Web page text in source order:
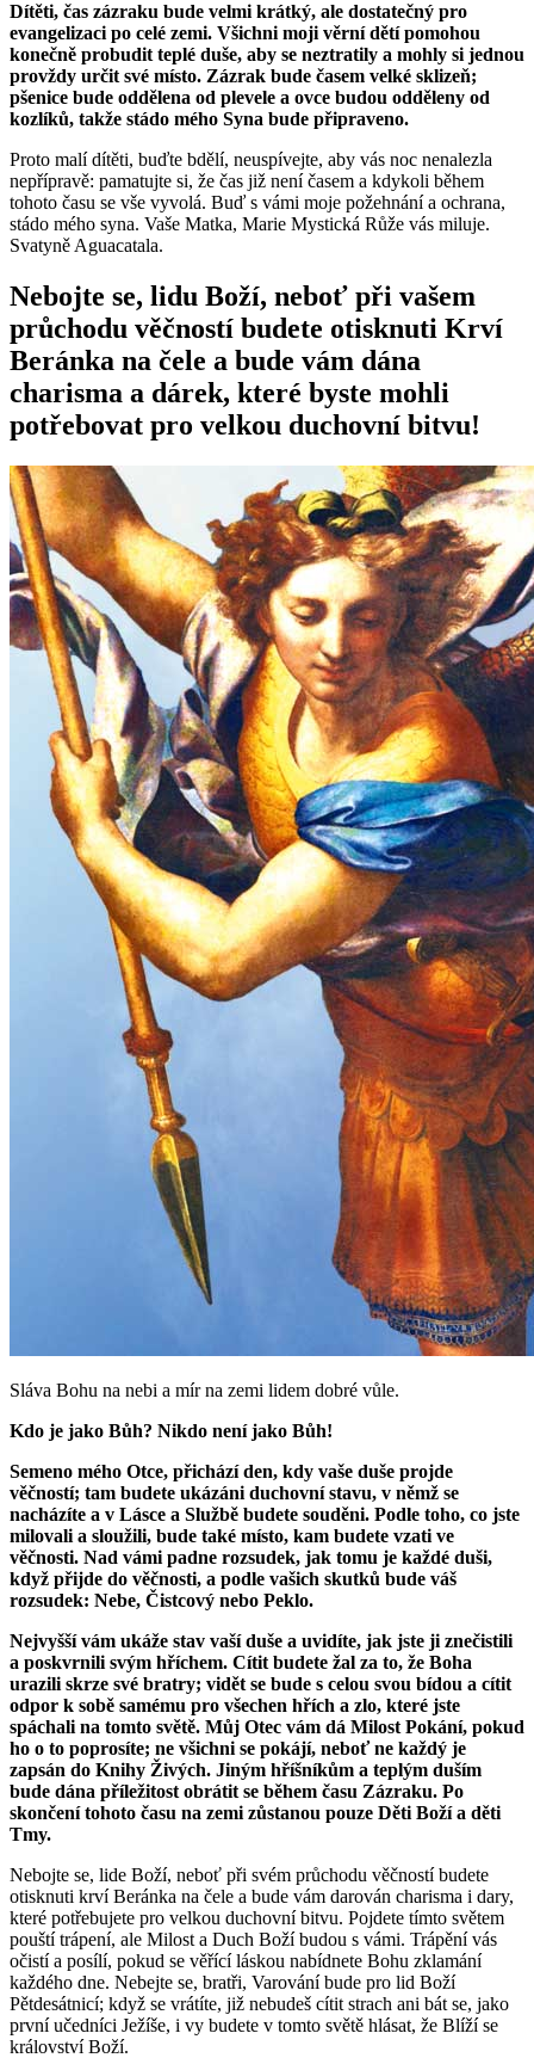
Dítěti, čas zázraku bude velmi krátký, ale dostatečný pro
evangelizaci po celé zemi. Všichni moji věrní dětí pomohou
konečně probudit teplé duše, aby se neztratily a mohly si jednou
provždy určit své místo. Zázrak bude časem velké sklizeň;
pšenice bude oddělena od plevele a ovce budou odděleny od
kozlíků, takže stádo mého Syna bude připraveno.
Proto malí dítěti, buďte bdělí, neuspívejte, aby vás noc nenalezla
nepřípravě: pamatujte si, že čas již není časem a kdykoli během
tohoto času se vše vyvolá. Buď s vámi moje požehnání a ochrana,
stádo mého syna. Vaše Matka, Marie Mystická Růže vás miluje.
Svatyně Aguacatala.
Nebojte se, lidu Boží, neboť při vašem
průchodu věčností budete otisknuti Krví
Beránka na čele a bude vám dána
charisma a dárek, které byste mohli
potřebovat pro velkou duchovní bitvu!
Sláva Bohu na nebi a mír na zemi lidem dobré vůle.
Kdo je jako Bůh? Nikdo není jako Bůh!
Semeno mého Otce, přichází den, kdy vaše duše projde
věčností; tam budete ukázáni duchovní stavu, v němž se
nacházíte a v Lásce a Službě budete souděni. Podle toho, co jste
milovali a sloužili, bude také místo, kam budete vzati ve
věčnosti. Nad vámi padne rozsudek, jak tomu je každé duši,
když přijde do věčnosti, a podle vašich skutků bude váš
rozsudek: Nebe, Čistcový nebo Peklo.
Nejvyšší vám ukáže stav vaší duše a uvidíte, jak jste ji znečistili
a poskvrnili svým hříchem. Cítit budete žal za to, že Boha
urazili skrze své bratry; vidět se bude s celou svou bídou a cítit
odpor k sobě samému pro všechen hřích a zlo, které jste
spáchali na tomto světě. Můj Otec vám dá Milost Pokání, pokud
ho o to poprosíte; ne všichni se pokájí, neboť ne každý je
zapsán do Knihy Živých. Jiným hříšníkům a teplým duším
bude dána příležitost obrátit se během času Zázraku. Po
skončení tohoto času na zemi zůstanou pouze Děti Boží a děti
Tmy.
Nebojte se, lide Boží, neboť při svém průchodu věčností budete
otisknuti krví Beránka na čele a bude vám darován charisma i dary,
které potřebujete pro velkou duchovní bitvu. Pojdete tímto světem
pouští trápení, ale Milost a Duch Boží budou s vámi. Trápění vás
očistí a posílí, pokud se věřící láskou nabídnete Bohu zklamání
každého dne. Nebejte se, bratři, Varování bude pro lid Boží
Pětdesátnicí; když se vrátíte, již nebudeš cítit strach ani bát se, jako
první učedníci Ježíše, i vy budete v tomto světě hlásat, že Blíží se
království Boží.